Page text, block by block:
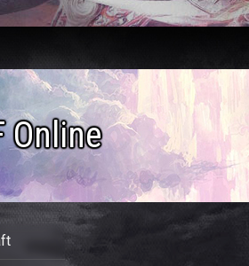
RF
Online